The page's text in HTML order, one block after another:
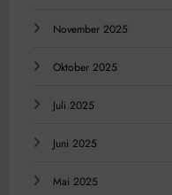
November 2025
Oktober 2025
Juli 2025
Juni 2025
Mai 2025